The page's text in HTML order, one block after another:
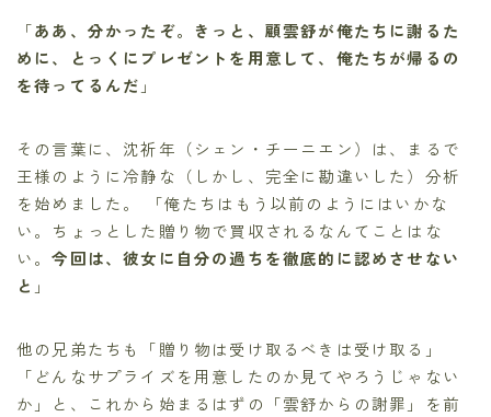
「ああ、分かったぞ。きっと、顧雲舒が俺たちに謝るた
めに、とっくにプレゼントを用意して、俺たちが帰るの
を待ってるんだ 」
その言葉に、沈祈年（シェン・チーニエン）は、まるで
王様のように冷静な（しかし、完全に勘違いした）分析
を始めました。 「俺たちはもう以前のようにはいかな
い。ちょっとした贈り物で買収されるなんてことはな
い。今回は、彼女に自分の過ちを徹底的に認めさせない
と 」
他の兄弟たちも「贈り物は受け取るべきは受け取る」
「どんなサプライズを用意したのか見てやろうじゃない
か」と、これから始まるはずの「雲舒からの謝罪」を前